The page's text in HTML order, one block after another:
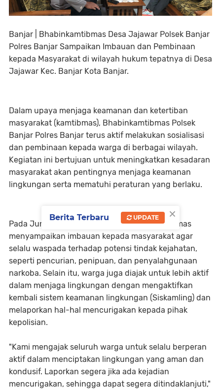
Banjar | Bhabinkamtibmas Desa Jajawar Polsek Banjar
Polres Banjar Sampaikan Imbauan dan Pembinaan
kepada Masyarakat di wilayah hukum tepatnya di Desa
Jajawar Kec. Banjar Kota Banjar.
Dalam upaya menjaga keamanan dan ketertiban
masyarakat (kamtibmas), Bhabinkamtibmas Polsek
Banjar Polres Banjar terus aktif melakukan sosialisasi
dan pembinaan kepada warga di berbagai wilayah.
Kegiatan ini bertujuan untuk meningkatkan kesadaran
masyarakat akan pentingnya menjaga keamanan
lingkungan serta mematuhi peraturan yang berlaku.
Pada Jumat, 28 Februari 2025, Bhabinkamtibmas
menyampaikan imbauan kepada masyarakat agar
selalu waspada terhadap potensi tindak kejahatan,
seperti pencurian, penipuan, dan penyalahgunaan
narkoba. Selain itu, warga juga diajak untuk lebih aktif
dalam menjaga lingkungan dengan mengaktifkan
kembali sistem keamanan lingkungan (Siskamling) dan
melaporkan hal-hal mencurigakan kepada pihak
kepolisian.
"Kami mengajak seluruh warga untuk selalu berperan
aktif dalam menciptakan lingkungan yang aman dan
kondusif. Laporkan segera jika ada kejadian
mencurigakan, sehingga dapat segera ditindaklanjuti,"
×
Berita Terbaru UPDATE